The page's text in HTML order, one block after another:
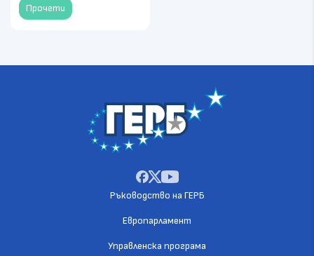
Прочети
Ръководство на ГЕРБ
Европарламент
Управленска програма